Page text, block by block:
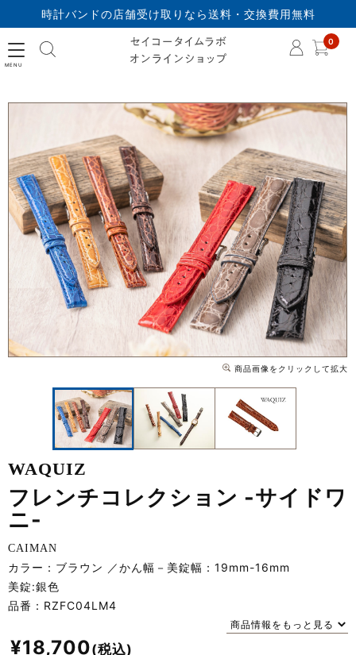
時計バンドの店舗受け取りなら送料・交換費用無料
セイコータイムラボオ
0
商品画像をクリックして拡大
WAQUIZ
フレンチコレクション -サイドワ
ニ-
CAIMAN
カラー：ブラウン
かん幅－美錠幅：19mm-16mm
美錠:銀色
品番： RZFC04LM4
商品情報をもっと見る
¥18,700